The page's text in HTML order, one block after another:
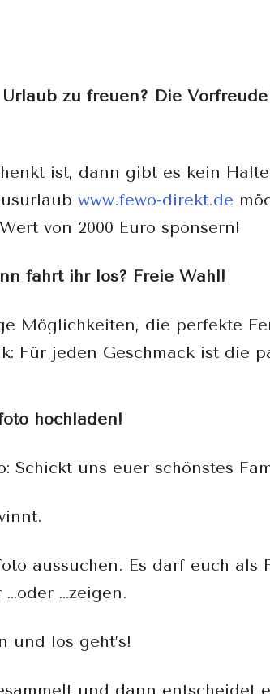
zu freuen? Die
ist, dann gibt es kein
www.fewo-direkt.de
von 2000 Euro sponsern!
fahrt ihr los? Freie Wahl!
Möglichkeiten, die perfekte
Für jeden Geschmack ist die
hochladen!
Schickt uns euer schönstes
aussuchen. Es darf euch als
…oder …zeigen.
und los geht’s!